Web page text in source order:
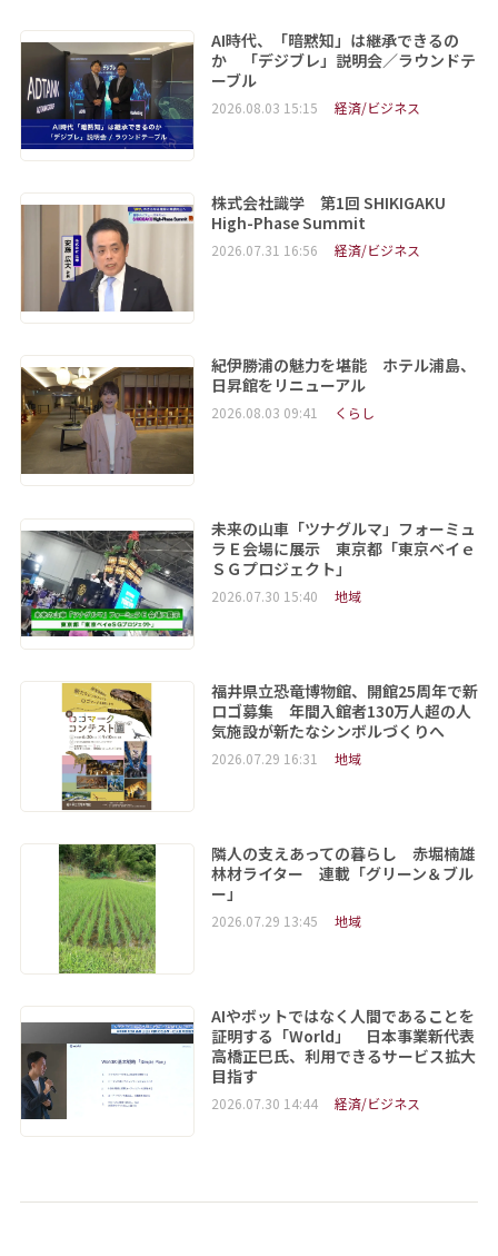
AI時代、「暗黙知」は継承できるの
か 「デジブレ」説明会／ラウンドテ
ーブル
2026.08.03 15:15 経済/ビジネス
株式会社識学 第1回 SHIKIGAKU
High-Phase Summit
2026.07.31 16:56 経済/ビジネス
紀伊勝浦の魅力を堪能 ホテル浦島、
日昇館をリニューアル
2026.08.03 09:41 くらし
未来の山車「ツナグルマ」フォーミュ
ラＥ会場に展示 東京都「東京ベイｅ
ＳＧプロジェクト」
2026.07.30 15:40 地域
福井県立恐竜博物館、開館25周年で新
ロゴ募集 年間入館者130万人超の人
気施設が新たなシンボルづくりへ
2026.07.29 16:31 地域
隣人の支えあっての暮らし 赤堀楠雄
林材ライター 連載「グリーン＆ブル
ー」
2026.07.29 13:45 地域
AIやボットではなく人間であることを
証明する「World」 日本事業新代表
高橋正巳氏、利用できるサービス拡大
目指す
2026.07.30 14:44 経済/ビジネス